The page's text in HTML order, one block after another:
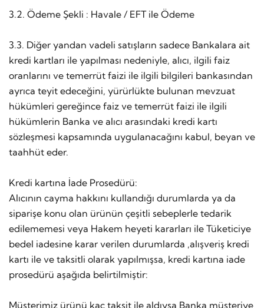
3.2. Ödeme Şekli : Havale / EFT ile Ödeme
3.3. Diğer yandan vadeli satışların sadece Bankalara ait
kredi kartları ile yapılması nedeniyle, alıcı, ilgili faiz
oranlarını ve temerrüt faizi ile ilgili bilgileri bankasından
ayrıca teyit edeceğini, yürürlükte bulunan mevzuat
hükümleri gereğince faiz ve temerrüt faizi ile ilgili
hükümlerin Banka ve alıcı arasındaki kredi kartı
sözleşmesi kapsamında uygulanacağını kabul, beyan ve
taahhüt eder.
Kredi kartına İade Prosedürü:
Alıcının cayma hakkını kullandığı durumlarda ya da
siparişe konu olan ürünün çeşitli sebeplerle tedarik
edilememesi veya Hakem heyeti kararları ile Tüketiciye
bedel iadesine karar verilen durumlarda ,alışveriş kredi
kartı ile ve taksitli olarak yapılmışsa, kredi kartına iade
prosedürü aşağıda belirtilmiştir:
Müşterimiz ürünü kaç taksit ile aldıysa Banka müşteriye